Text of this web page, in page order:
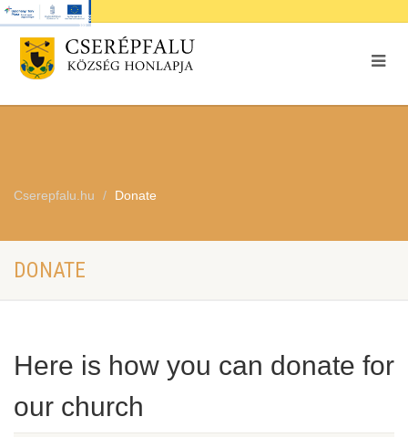
Cserepfalu.hu Donate
DONATE
Here is how you can donate for
our church